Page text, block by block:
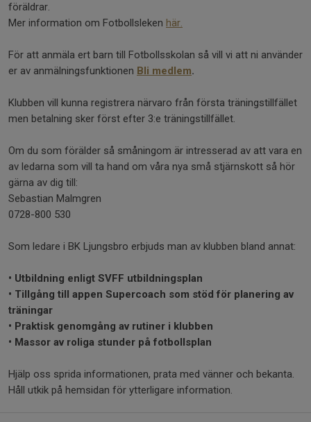
föräldrar.
Mer information om Fotbollsleken här.
För att anmäla ert barn till Fotbollsskolan så vill vi att ni använder
er av anmälningsfunktionen Bli medlem.
Klubben vill kunna registrera närvaro från första träningstillfället
men betalning sker först efter 3:e träningstillfället.
Om du som förälder så småningom är intresserad av att vara en
av ledarna som vill ta hand om våra nya små stjärnskott så hör
gärna av dig till:
Sebastian Malmgren
0728-800 530
Som ledare i BK Ljungsbro erbjuds man av klubben bland annat:
• Utbildning enligt SVFF utbildningsplan
• Tillgång till appen Supercoach som stöd för planering av
träningar
• Praktisk genomgång av rutiner i klubben
• Massor av roliga stunder på fotbollsplan
Hjälp oss sprida informationen, prata med vänner och bekanta.
Håll utkik på hemsidan för ytterligare information.